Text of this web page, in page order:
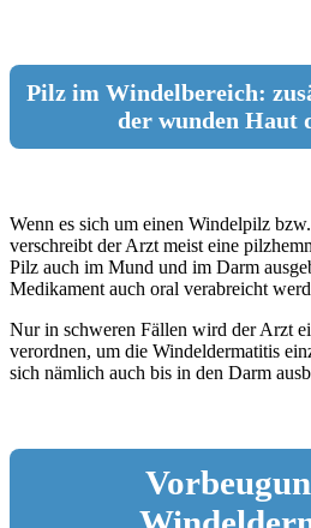
Pilz im Windelbereich:
der wunden Haut
Wenn es sich um einen Windelpilz
verschreibt der Arzt meist eine
Pilz auch im Mund und im Darm
Medikament auch oral verabreicht
Nur in schweren Fällen wird der Arzt
verordnen, um die Windeldermatitis
sich nämlich auch bis in den Darm